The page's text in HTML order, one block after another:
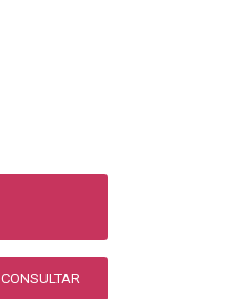
CONSULTAR